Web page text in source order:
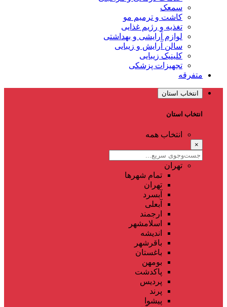
سمعک
کاشت و ترمیم مو
تغذیه و رژیم غذایی
لوازم آرایشی و بهداشتی
سالن آرایش و زیبایی
کلینیک زیبایی
تجهیزات پزشکی
متفرقه
انتخاب استان
انتخاب استان
انتخاب همه
×
تهران
تمام شهر‌ها
تهران
آبسرد
آبعلی
ارجمند
اسلامشهر
اندیشه
باقرشهر
باغستان
بومهن
پاکدشت
پردیس
پرند
پیشوا